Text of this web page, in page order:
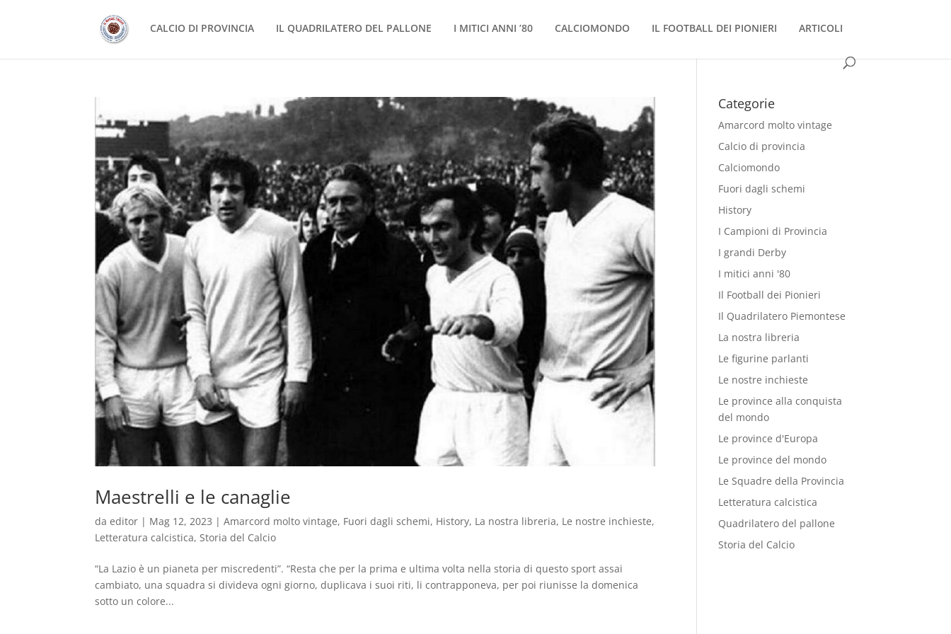
CALCIO DI PROVINCIA IL QUADRILATERO DEL PALLONE I MITICI ANNI ’80 CALCIOMONDO IL FOOTBALL DEI PIONIERI ARTICOLI
Maestrelli e le canaglie
daeditor | Mag 12, 2023 |Amarcord molto vintage, Fuori dagli schemi, History, La nostra libreria, Le nostre inchieste,
Letteratura calcistica,Storia del Calcio
“La Lazio è un pianeta per miscredenti”. “Resta che per la prima e ultima volta nella storia di questo sport assai
cambiato, una squadra si divideva ogni giorno, duplicava i suoi riti, li contrapponeva, per poi riunisse la domenica
sotto un colore...
Categorie
Amarcord molto vintage
Calcio di provincia
Calciomondo
Fuori dagli schemi
History
I Campioni di Provincia
I grandi Derby
I mitici anni '80
Il Football dei Pionieri
Il Quadrilatero Piemontese
La nostra libreria
Le figurine parlanti
Le nostre inchieste
Le province alla conquista
del mondo
Le province d'Europa
Le province del mondo
Le Squadre della Provincia
Letteratura calcistica
Quadrilatero del pallone
Storia del Calcio